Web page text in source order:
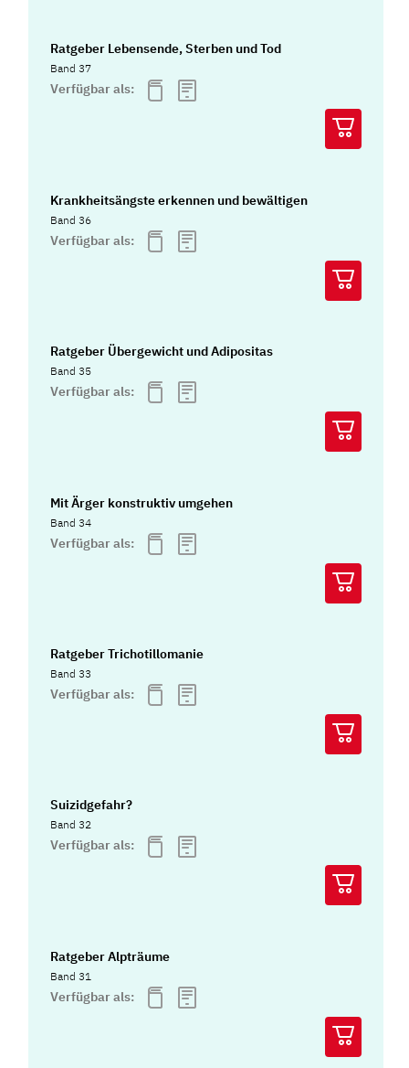
Ratgeber Lebensende, Sterben und Tod
Band 37
Verfügbar als:
Krankheitsängste erkennen und bewältigen
Band 36
Verfügbar als:
Ratgeber Übergewicht und Adipositas
Band 35
Verfügbar als:
Mit Ärger konstruktiv umgehen
Band 34
Verfügbar als:
Ratgeber Trichotillomanie
Band 33
Verfügbar als:
Suizidgefahr?
Band 32
Verfügbar als:
Ratgeber Alpträume
Band 31
Verfügbar als: